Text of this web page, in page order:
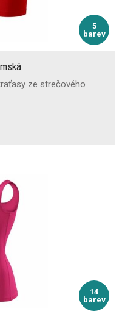
5
barev
ze strečového
14
barev